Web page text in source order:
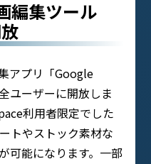
編集ツール
アプリ「Google
ユーザーに開放しま
利用者限定でした
トやストック素材な
可能になります。一部